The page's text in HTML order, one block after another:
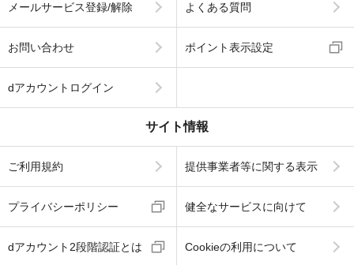
メールサービス登録/解除 よくある質問
お問い合わせ ポイント表示設定
dアカウントログイン
サイト情報
ご利用規約 提供事業者等に関する表示
プライバシーポリシー 健全なサービスに向けて
dアカウント2段階認証とは Cookieの利用について